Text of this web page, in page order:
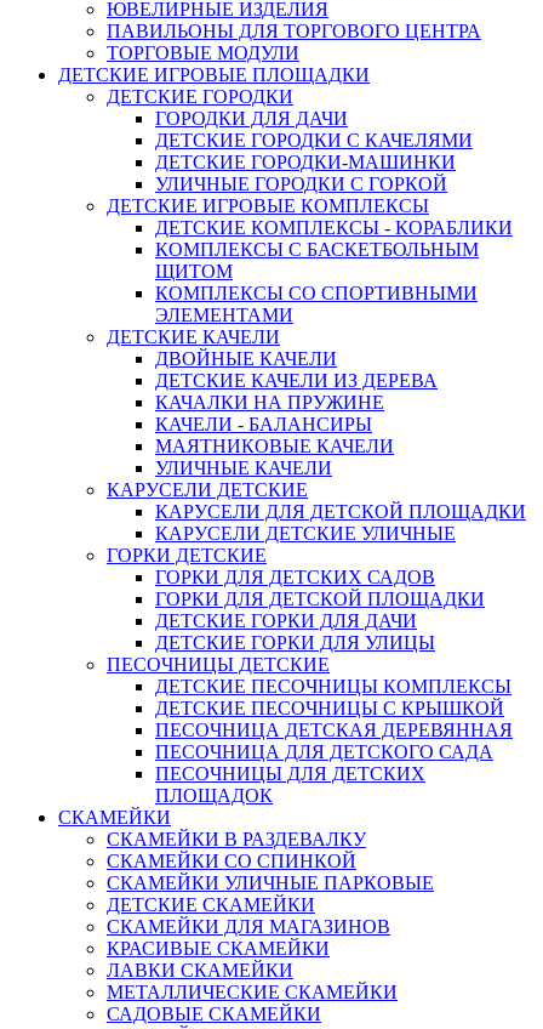
ЮВЕЛИРНЫЕ ИЗДЕЛИЯ
ПАВИЛЬОНЫ ДЛЯ ТОРГОВОГО ЦЕНТРА
ТОРГОВЫЕ МОДУЛИ
ДЕТСКИЕ ИГРОВЫЕ ПЛОЩАДКИ
ДЕТСКИЕ ГОРОДКИ
ГОРОДКИ ДЛЯ ДАЧИ
ДЕТСКИЕ ГОРОДКИ С КАЧЕЛЯМИ
ДЕТСКИЕ ГОРОДКИ-МАШИНКИ
УЛИЧНЫЕ ГОРОДКИ С ГОРКОЙ
ДЕТСКИЕ ИГРОВЫЕ КОМПЛЕКСЫ
ДЕТСКИЕ КОМПЛЕКСЫ - КОРАБЛИКИ
КОМПЛЕКСЫ С БАСКЕТБОЛЬНЫМ
ЩИТОМ
КОМПЛЕКСЫ СО СПОРТИВНЫМИ
ЭЛЕМЕНТАМИ
ДЕТСКИЕ КАЧЕЛИ
ДВОЙНЫЕ КАЧЕЛИ
ДЕТСКИЕ КАЧЕЛИ ИЗ ДЕРЕВА
КАЧАЛКИ НА ПРУЖИНЕ
КАЧЕЛИ - БАЛАНСИРЫ
МАЯТНИКОВЫЕ КАЧЕЛИ
УЛИЧНЫЕ КАЧЕЛИ
КАРУСЕЛИ ДЕТСКИЕ
КАРУСЕЛИ ДЛЯ ДЕТСКОЙ ПЛОЩАДКИ
КАРУСЕЛИ ДЕТСКИЕ УЛИЧНЫЕ
ГОРКИ ДЕТСКИЕ
ГОРКИ ДЛЯ ДЕТСКИХ САДОВ
ГОРКИ ДЛЯ ДЕТСКОЙ ПЛОЩАДКИ
ДЕТСКИЕ ГОРКИ ДЛЯ ДАЧИ
ДЕТСКИЕ ГОРКИ ДЛЯ УЛИЦЫ
ПЕСОЧНИЦЫ ДЕТСКИЕ
ДЕТСКИЕ ПЕСОЧНИЦЫ КОМПЛЕКСЫ
ДЕТСКИЕ ПЕСОЧНИЦЫ С КРЫШКОЙ
ПЕСОЧНИЦА ДЕТСКАЯ ДЕРЕВЯННАЯ
ПЕСОЧНИЦА ДЛЯ ДЕТСКОГО САДА
ПЕСОЧНИЦЫ ДЛЯ ДЕТСКИХ
ПЛОЩАДОК
СКАМЕЙКИ
СКАМЕЙКИ В РАЗДЕВАЛКУ
СКАМЕЙКИ СО СПИНКОЙ
СКАМЕЙКИ УЛИЧНЫЕ ПАРКОВЫЕ
ДЕТСКИЕ СКАМЕЙКИ
СКАМЕЙКИ ДЛЯ МАГАЗИНОВ
КРАСИВЫЕ СКАМЕЙКИ
ЛАВКИ СКАМЕЙКИ
МЕТАЛЛИЧЕСКИЕ СКАМЕЙКИ
САДОВЫЕ СКАМЕЙКИ